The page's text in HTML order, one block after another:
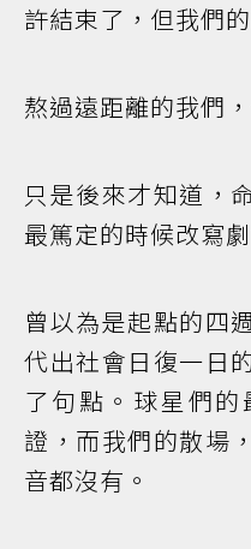
許結束了，但我們
熬過遠距離的我們
只是後來才知道，
最篤定的時候改寫劇
曾以為是起點的四
代出社會日復一日
了句點。球星們
證，而我們的散場
音都沒有。